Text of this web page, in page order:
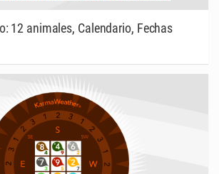
12 animales, Calendario, Fechas